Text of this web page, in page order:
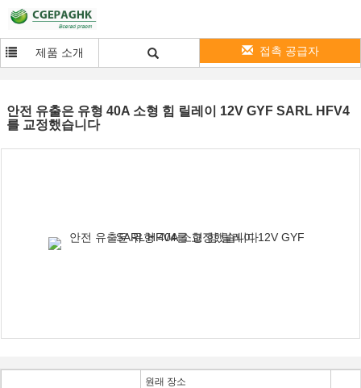
제품 소개 접촉 공급자
안전 유출은 유형 40A 소형 힘 릴레이 12V GYF SARL HFV4
를 교정했습니다
원래 장소